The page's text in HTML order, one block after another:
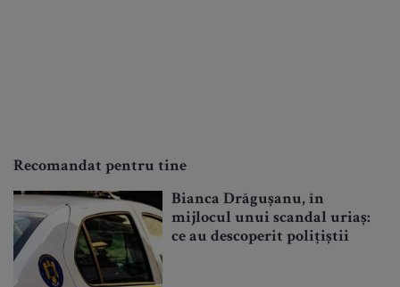
Recomandat pentru tine
Bianca Drăgușanu, în
mijlocul unui scandal uriaș:
ce au descoperit polițiștii